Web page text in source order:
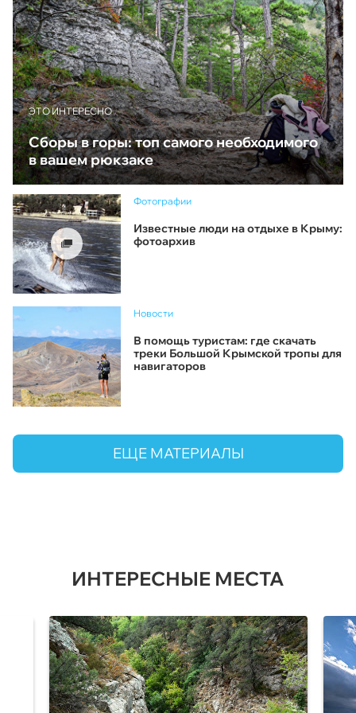
ЭТО ИНТЕРЕСНО
Сборы в горы: топ самого необходимого
в вашем рюкзаке
Фотографии
Известные люди на отдыхе в Крыму:
фотоархив
Новости
В помощь туристам: где скачать
треки Большой Крымской тропы для
навигаторов
ЕЩЕ МАТЕРИАЛЫ
ИНТЕРЕСНЫЕ МЕСТА